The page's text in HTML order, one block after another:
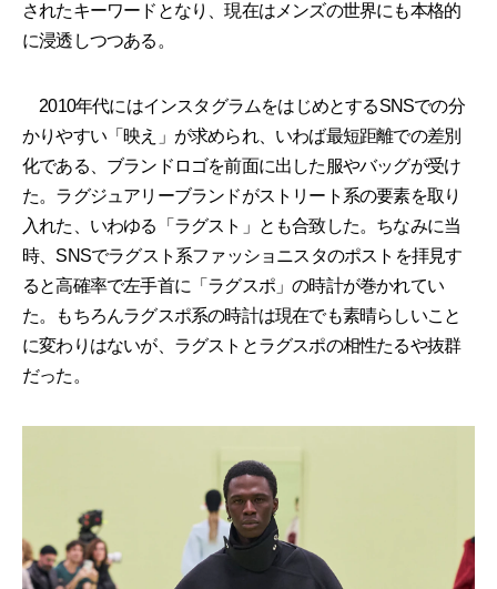
されたキーワードとなり、現在はメンズの世界にも本格的
に浸透しつつある。
2010年代にはインスタグラムをはじめとするSNSでの分
かりやすい「映え」が求められ、いわば最短距離での差別
化である、ブランドロゴを前面に出した服やバッグが受け
た。ラグジュアリーブランドがストリート系の要素を取り
入れた、いわゆる「ラグスト」とも合致した。ちなみに当
時、SNSでラグスト系ファッショニスタのポストを拝見す
ると高確率で左手首に「ラグスポ」の時計が巻かれてい
た。もちろんラグスポ系の時計は現在でも素晴らしいこと
に変わりはないが、ラグストとラグスポの相性たるや抜群
だった。